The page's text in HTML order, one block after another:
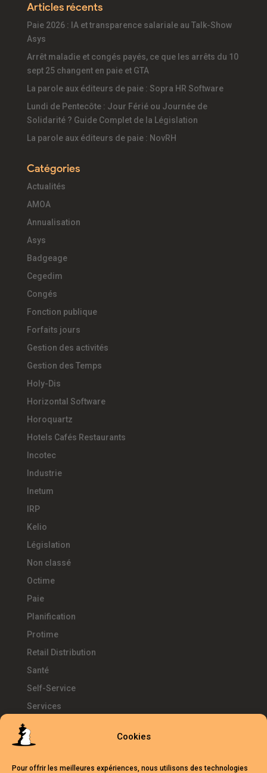
Cookies
Pour offrir les meilleures expériences, nous utilisons des technologies
Articles récents
Paie 2026 : IA et transparence salariale au Talk-Show
Asys
Arrêt maladie et congés payés, ce que les arrêts du 10
sept 25 changent en paie et GTA
La parole aux éditeurs de paie : Sopra HR Software
Lundi de Pentecôte : Jour Férié ou Journée de
Solidarité ? Guide Complet de la Législation
La parole aux éditeurs de paie : NovRH
Catégories
Actualités
AMOA
Annualisation
Asys
Badgeage
Cegedim
Congés
Fonction publique
Forfaits jours
Gestion des activités
Gestion des Temps
Holy-Dis
Horizontal Software
Horoquartz
Hotels Cafés Restaurants
Incotec
Industrie
Inetum
IRP
Kelio
Législation
Non classé
Octime
Paie
Planification
Protime
Retail Distribution
Santé
Self-Service
Services
Télétravail